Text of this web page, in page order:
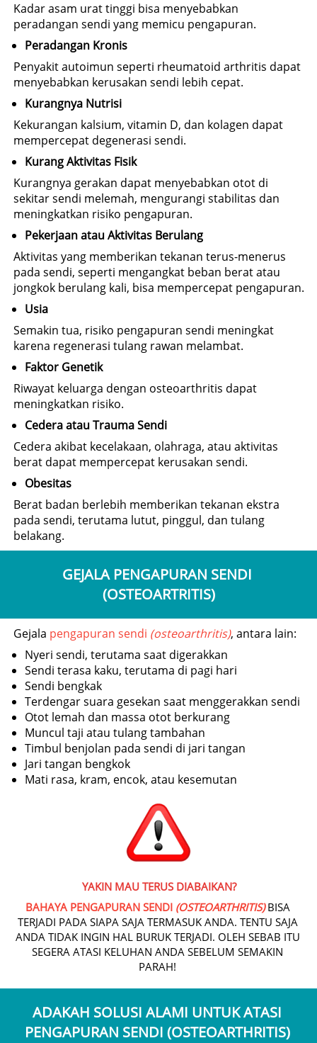
Kadar asam urat tinggi bisa menyebabkan
peradangan sendi yang memicu pengapuran.
Peradangan Kronis
Penyakit autoimun seperti rheumatoid arthritis dapat
menyebabkan kerusakan sendi lebih cepat.
Kurangnya Nutrisi
Kekurangan kalsium, vitamin D, dan kolagen dapat
mempercepat degenerasi sendi.
Kurang Aktivitas Fisik
Kurangnya gerakan dapat menyebabkan otot di
sekitar sendi melemah, mengurangi stabilitas dan
meningkatkan risiko pengapuran.
Pekerjaan atau Aktivitas Berulang
Aktivitas yang memberikan tekanan terus-menerus
pada sendi, seperti mengangkat beban berat atau
jongkok berulang kali, bisa mempercepat pengapuran.
Usia
Semakin tua, risiko pengapuran sendi meningkat
karena regenerasi tulang rawan melambat.
Faktor Genetik
Riwayat keluarga dengan osteoarthritis dapat
meningkatkan risiko.
Cedera atau Trauma Sendi
Cedera akibat kecelakaan, olahraga, atau aktivitas
berat dapat mempercepat kerusakan sendi.
Obesitas
Berat badan berlebih memberikan tekanan ekstra
pada sendi, terutama lutut, pinggul, dan tulang
belakang.
GEJALA PENGAPURAN SENDI
(OSTEOARTRITIS)
Gejala pengapuran sendi (osteoarthritis), antara lain:
Nyeri sendi, terutama saat digerakkan
Sendi terasa kaku, terutama di pagi hari
Sendi bengkak
Terdengar suara gesekan saat menggerakkan sendi
Otot lemah dan massa otot berkurang
Muncul taji atau tulang tambahan
Timbul benjolan pada sendi di jari tangan
Jari tangan bengkok
Mati rasa, kram, encok, atau kesemutan
YAKIN MAU TERUS DIABAIKAN?
BAHAYA PENGAPURAN SENDI (OSTEOARTHRITIS) BISA
TERJADI PADA SIAPA SAJA TERMASUK ANDA. TENTU SAJA
ANDA TIDAK INGIN HAL BURUK TERJADI. OLEH SEBAB ITU
SEGERA ATASI KELUHAN ANDA SEBELUM SEMAKIN
PARAH!
ADAKAH SOLUSI ALAMI UNTUK ATASI
PENGAPURAN SENDI (OSTEOARTHRITIS)